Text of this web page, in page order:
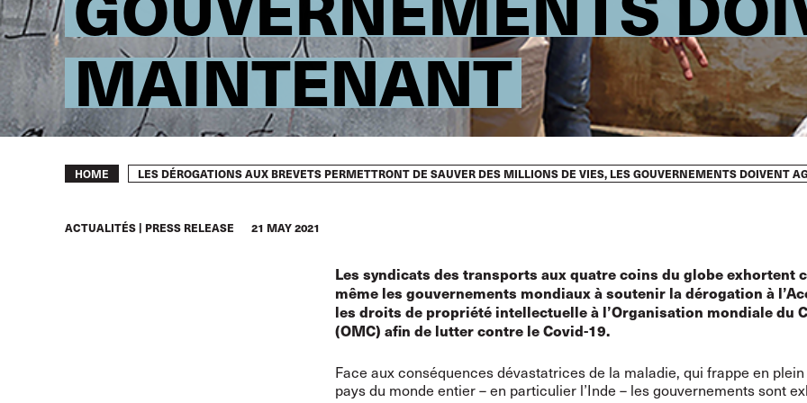
MAINTENANT
Breadcrumb
HOME LES DÉROGATIONS AUX BREVETS PERMETTRONT DE SAUVER DES MILLIONS DE VIES, LES GOUVERNEMENTS DOIVENT
ACTUALITÉS PRESS RELEASE 21 MAY 2021
Les syndicats des transports aux quatre coins du globe exhortent
même les gouvernements mondiaux à soutenir la dérogation à
les droits de propriété intellectuelle à l’Organisation mondiale du
(OMC) afin de lutter contre le Covid-19.
Face aux conséquences dévastatrices de la maladie, qui frappe en
pays du monde entier – en particulier l’Inde – les gouvernements sont